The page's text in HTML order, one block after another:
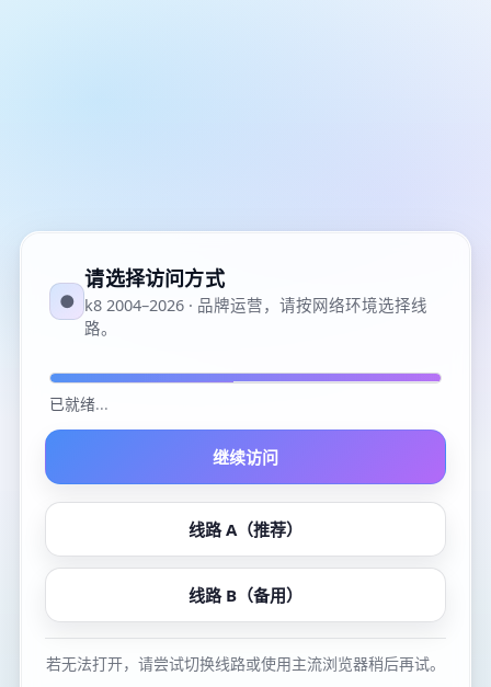
●
请选择访问方式
k8 2004–2026 · 品牌运营，请按网络环境选择线
路。
已就绪...
继续访问
线路 A（推荐）
线路 B（备用）
若无法打开，请尝试切换线路或使用主流浏览器稍后再试。